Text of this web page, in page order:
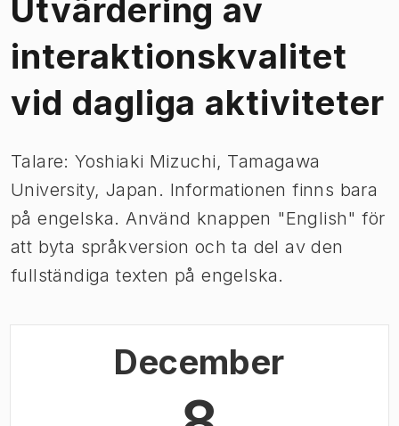
Utvärdering av
interaktionskvalitet
vid dagliga aktiviteter
Talare: Yoshiaki Mizuchi, Tamagawa
University, Japan. Informationen finns bara
på engelska. Använd knappen "English" för
att byta språkversion och ta del av den
fullständiga texten på engelska.
December